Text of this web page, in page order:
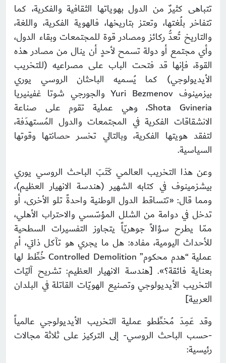
تتباهى كثيرٌ من الدول بهوياتها الثقافية والفكرية، كما
تتفاخر بلُغتها، وتعتز بتاريخها، فالهوية الفكرية، واللغة،
والتاريخ تُعدُّ ركائز ومصادر قوة للمجتمعات وبقاء الدول،
وأي مجتمع أو دولة تسمح لأحدٍ أن ينال من مصادر هذه
القوة، فإنها قد فتحت الباب على مصراعيه (للتخريب
الأيديولوجي) كما يُسميه الباحثان الروسي يوري
بيزمينوف Yuri Bezmenov والجورجي شوتا غفينيريا
Shota Gvineria، وهي عملية تقوم على صناعة
الانشقاقات الفكرية في المجتمعات والدول المُستهدَفة،
لتفقد هويتها الفكرية، وبالتالي تخسر حصانتها وقوتها
السياسية.
وعن هذا التخريب العالمي كَتَبَ الباحث الروسي يوري
بيشزمينوف في كتابه الشهير (هندسة الانهيار العظيم)،
ومما قال: «تتساقط الدول الوطنية واحدةً تلو الأخرى، أو
تدخل في دوامة من الشلل المؤسّسي والاحتراب الأهلي،
ممّا يطرح سؤالاً جوهريّاً يتجاوز التفسيرات السطحية
للأحداث اليومية، مفاده: هل ما يجري هو تآكل ذاتي، أم
عملية “هدم محكوم” Controlled Demolition خُطِّط لها
بعناية فائقة؟». [هندسة الانهيار العظيم: تشريح آليّات
التخريب الأيديولوجي وتصنيع الهويّات القاتلة في البلدان
العربية]
وقد عَمِدَ مُخطِّطو عملية التخريب الأيديولوجي عالمياً
-حسب الباحث الروسي- إلى التركيز على ثلاثة مجالات
رئيسية: